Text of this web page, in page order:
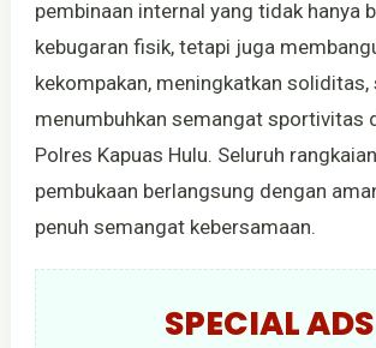
pembinaan internal yang tidak hanya
kebugaran fisik, tetapi juga
kekompakan, meningkatkan soliditas,
menumbuhkan semangat sportivitas
Polres Kapuas Hulu. Seluruh
pembukaan berlangsung dengan
penuh semangat kebersamaan.
SPECIAL ADS